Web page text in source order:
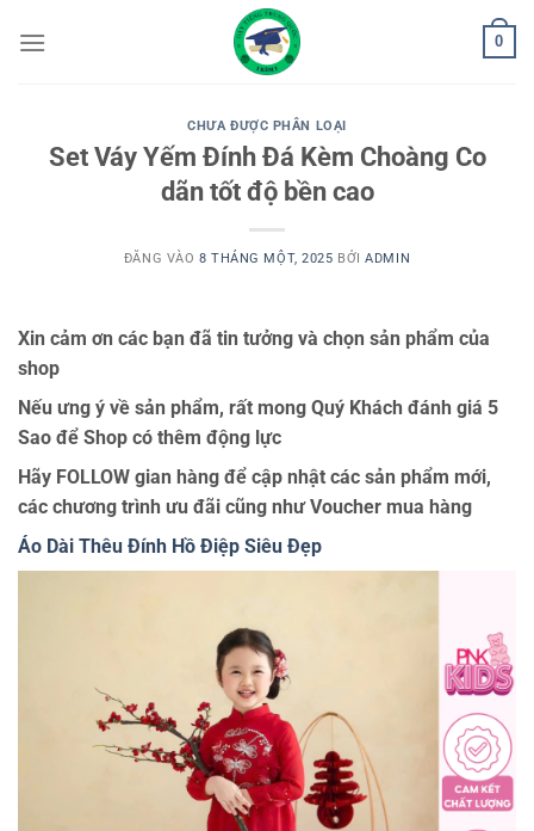
qua
0
CHƯA ĐƯỢC PHÂN LOẠI
Set Váy Yếm Đính Đá Kèm Choàng Co
dãn tốt độ bền cao
ĐĂNG VÀO 8 THÁNG MỘT, 2025 BỞIADMIN
Xin cảm ơn các bạn đã tin tưởng và chọn sản phẩm của
shop
Nếu ưng ý về sản phẩm, rất mong Quý Khách đánh giá 5
Sao để Shop có thêm động lực
Hãy FOLLOW gian hàng để cập nhật các sản phẩm mới,
các chương trình ưu đãi cũng như Voucher mua hàng
Áo Dài Thêu Đính Hồ Điệp Siêu Đẹp